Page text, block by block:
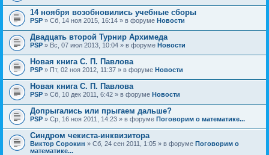
14 ноября возобновились учебные сборы
PSP » Сб, 14 ноя 2015, 16:14 » в форуме Новости
Двадцать второй Турнир Архимеда
PSP » Вс, 07 июл 2013, 10:04 » в форуме Новости
Новая книга С. П. Павлова
PSP » Пт, 02 ноя 2012, 11:37 » в форуме Новости
Новая книга С. П. Павлова
PSP » Сб, 10 дек 2011, 6:42 » в форуме Новости
Допрыгались или прыгаем дальше?
PSP » Ср, 16 ноя 2011, 14:23 » в форуме Поговорим о математике...
Синдром чекиста-инквизитора
Виктор Сорокин » Сб, 24 сен 2011, 1:05 » в форуме Поговорим о
математике...